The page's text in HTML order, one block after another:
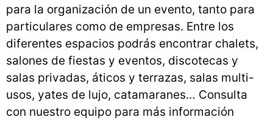
para la organización de un evento, tanto para
particulares como de empresas. Entre los
diferentes espacios podrás encontrar chalets,
salones de fiestas y eventos, discotecas y
salas privadas, áticos y terrazas, salas multi-
usos, yates de lujo, catamaranes… Consulta
con nuestro equipo para más información